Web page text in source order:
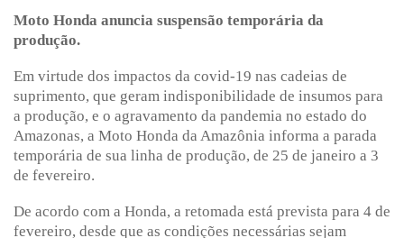
Moto Honda anuncia suspensão temporária da
produção.
Em virtude dos impactos da covid-19 nas cadeias de
suprimento, que geram indisponibilidade de insumos para
a produção, e o agravamento da pandemia no estado do
Amazonas, a Moto Honda da Amazônia informa a parada
temporária de sua linha de produção, de 25 de janeiro a 3
de fevereiro.
De acordo com a Honda, a retomada está prevista para 4 de
fevereiro, desde que as condições necessárias sejam